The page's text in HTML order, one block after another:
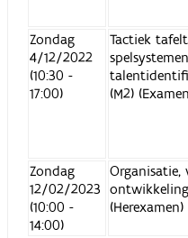
Zondag
4/12/2022
(10:30 -
17:00)
Tactiek
(M2)
Zondag
12/02/2023
(10:00 -
14:00)
Organisatie,
(Herexamen)